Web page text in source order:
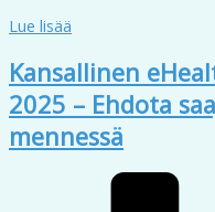
Lue lisää
Kansallinen
2025 – Ehdota
mennessä